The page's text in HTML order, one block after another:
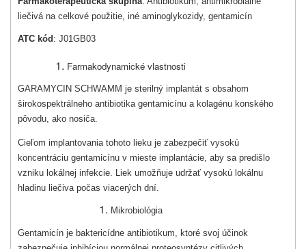
liečivá na celkové použitie, iné aminoglykozidy, gentamicín
ATC kód : J01GB03
Farmakodynamické vlastnosti
GARAMYCIN SCHWAMM je sterilný implantát s obsahom
širokospektrálneho antibiotika gentamicínu a kolagénu konského
pôvodu, ako nosiča.
Cieľom implantovania tohoto lieku je zabezpečiť vysokú
koncentráciu gentamicínu v mieste implantácie, aby sa predišlo
vzniku lokálnej infekcie. Liek umožňuje udržať vysokú lokálnu
hladinu liečiva počas viacerých dní.
Mikrobiológia
Gentamicín je baktericídne antibiotikum, ktoré svoj účinok